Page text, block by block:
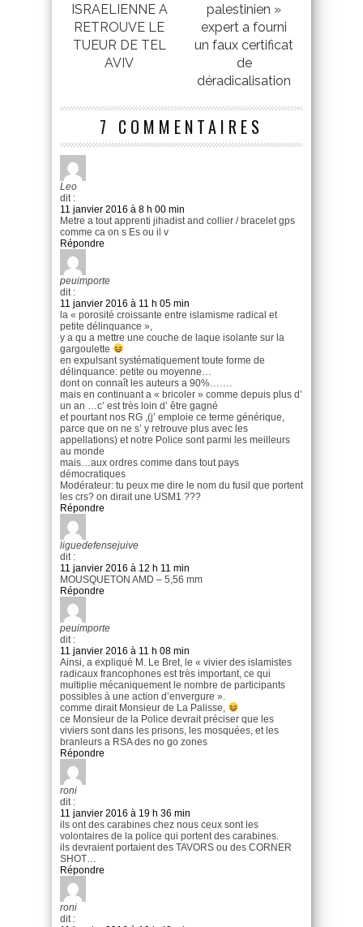
ISRAELIENNE A
RETROUVE LE
TUEUR DE TEL
AVIV
palestinien »
expert a fourni
un faux certificat
de
déradicalisation
7 COMMENTAIRES
Leo
dit :
11 janvier 2016 à 8 h 00 min
Metre a tout apprenti jihadist and collier / bracelet gps
comme ca on s Es ou il v
Répondre
peuimporte
dit :
11 janvier 2016 à 11 h 05 min
la « porosité croissante entre islamisme radical et
petite délinquance »,
y a qu a mettre une couche de laque isolante sur la
gargoulette
en expulsant systématiquement toute forme de
délinquance: petite ou moyenne…
dont on connaît les auteurs a 90%…….
mais en continuant a « bricoler » comme depuis plus d’
un an …c’ est très loin d’ être gagné
et pourtant nos RG ,(j’ emploie ce terme générique,
parce que on ne s’ y retrouve plus avec les
appellations) et notre Police sont parmi les meilleurs
au monde
mais…aux ordres comme dans tout pays
démocratiques
Modérateur: tu peux me dire le nom du fusil que portent
les crs? on dirait une USM1 ???
Répondre
liguedefensejuive
dit :
11 janvier 2016 à 12 h 11 min
MOUSQUETON AMD – 5,56 mm
Répondre
peuimporte
dit :
11 janvier 2016 à 11 h 08 min
Ainsi, a expliqué M. Le Bret, le « vivier des islamistes
radicaux francophones est très important, ce qui
multiplie mécaniquement le nombre de participants
possibles à une action d’envergure ».
comme dirait Monsieur de La Palisse,
ce Monsieur de la Police devrait préciser que les
viviers sont dans les prisons, les mosquées, et les
branleurs a RSA des no go zones
Répondre
roni
dit :
11 janvier 2016 à 19 h 36 min
ils ont des carabines chez nous ceux sont les
volontaires de la police qui portent des carabines.
ils devraient portaient des TAVORS ou des CORNER
SHOT…
Répondre
roni
dit :